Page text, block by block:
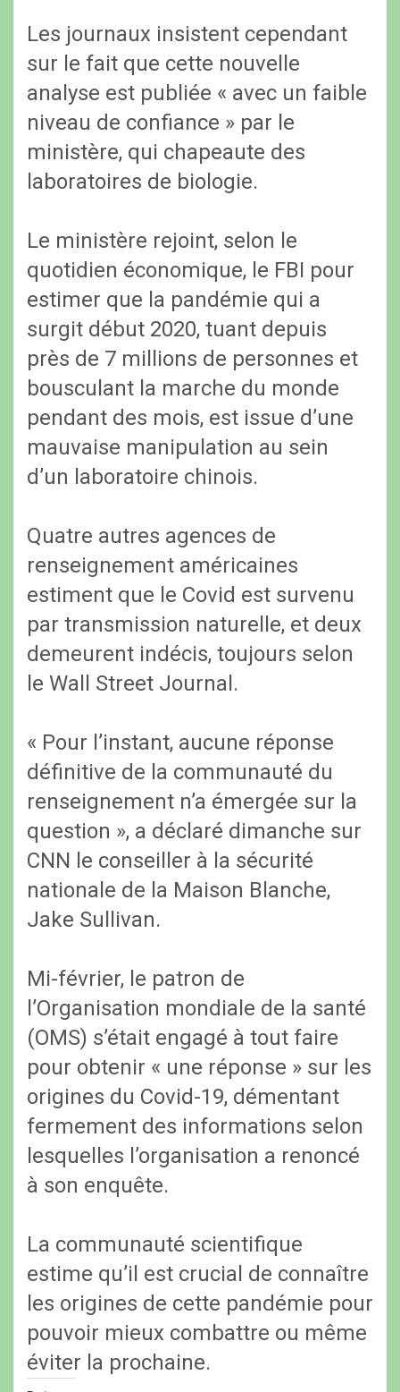
Les journaux insistent cependant
sur le fait que cette nouvelle
analyse est publiée « avec un faible
niveau de confiance » par le
ministère, qui chapeaute des
laboratoires de biologie.
Le ministère rejoint, selon le
quotidien économique, le FBI pour
estimer que la pandémie qui a
surgit début 2020, tuant depuis
près de 7 millions de personnes et
bousculant la marche du monde
pendant des mois, est issue d’une
mauvaise manipulation au sein
d’un laboratoire chinois.
Quatre autres agences de
renseignement américaines
estiment que le Covid est survenu
par transmission naturelle, et deux
demeurent indécis, toujours selon
le Wall Street Journal.
« Pour l’instant, aucune réponse
définitive de la communauté du
renseignement n’a émergée sur la
question », a déclaré dimanche sur
CNN le conseiller à la sécurité
nationale de la Maison Blanche,
Jake Sullivan.
Mi-février, le patron de
l’Organisation mondiale de la santé
(OMS) s’était engagé à tout faire
pour obtenir « une réponse » sur les
origines du Covid-19, démentant
fermement des informations selon
lesquelles l’organisation a renoncé
à son enquête.
La communauté scientifique
estime qu’il est crucial de connaître
les origines de cette pandémie pour
pouvoir mieux combattre ou même
éviter la prochaine.